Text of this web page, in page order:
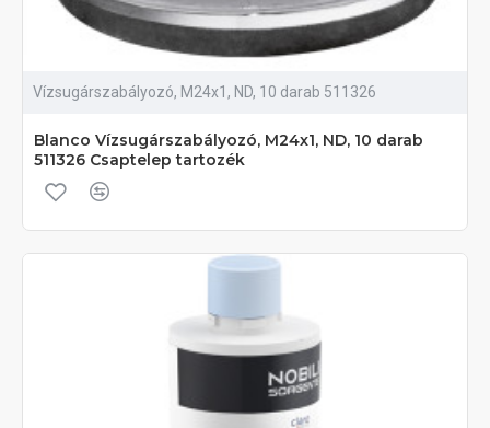
Vízsugárszabályozó, M24x1, ND, 10 darab 511326
Blanco Vízsugárszabályozó, M24x1, ND, 10 darab
511326 Csaptelep tartozék